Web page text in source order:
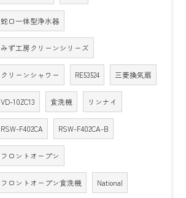
蛇口一体型浄水器
みず工房クリーンシリーズ
クリーンシャワー RE53524 三菱換気扇
VD-10ZC13 食洗機 リンナイ
RSW-F402CA RSW-F402CA-B
フロントオープン
フロントオープン食洗機 National